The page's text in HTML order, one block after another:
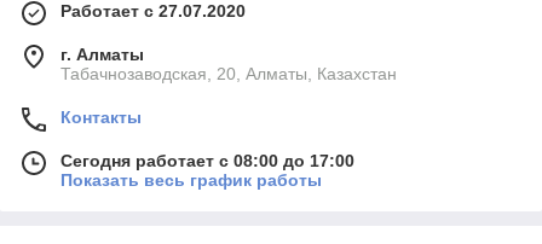
Работает с 27.07.2020
г. Алматы
Табачнозаводская, 20, Алматы, Казахстан
Контакты
Сегодня работает с 08:00 до 17:00
Показать весь график работы